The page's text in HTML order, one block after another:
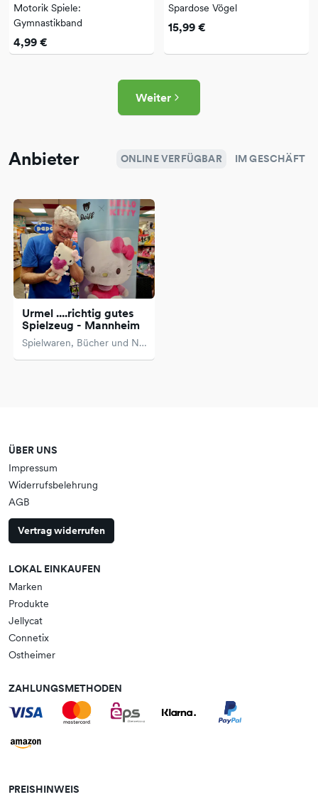
Motorik Spiele:
Gymnastikband
4,99 €
Spardose Vögel
15,99 €
Weiter
Anbieter ONLINE VERFÜGBAR IM GESCHÄFT
Urmel ....richtig gutes
Spielzeug - Mannheim
Spielwaren, Bücher und Neue Medien
ÜBER UNS
Impressum
Widerrufsbelehrung
AGB
Vertrag widerrufen
LOKAL EINKAUFEN
Marken
Produkte
Jellycat
Connetix
Ostheimer
ZAHLUNGSMETHODEN
PREISHINWEIS